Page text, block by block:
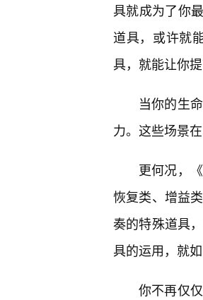
具就成为了你
道具，或许就
具，就能让你
当你的生
力。这些场景
更何况，
恢复类、增益
奏的特殊道具
具的运用，就
你不再仅